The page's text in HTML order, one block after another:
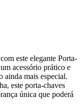
este elegante Porta-
acessório prático e
ainda mais especial.
este porta-chaves
única que poderá